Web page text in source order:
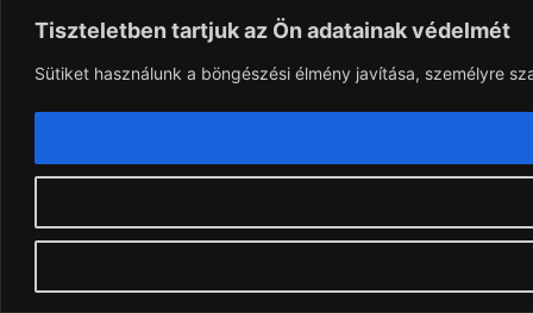
Tiszteletben tartjuk az Ön adatainak védelmét
Sütiket használunk a böngészési élmény javítása, személyre